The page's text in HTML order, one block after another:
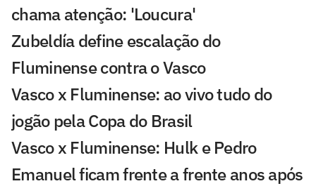
chama atenção: 'Loucura'
Zubeldía define escalação do
Fluminense contra o Vasco
Vasco x Fluminense: ao vivo tudo do
jogão pela Copa do Brasil
Vasco x Fluminense: Hulk e Pedro
Emanuel ficam frente a frente anos após